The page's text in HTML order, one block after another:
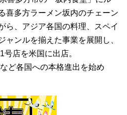
喜多方ラーメン坂内のチェーン
ら、アジア各国の料理、スペイ
ャンルを揃えた事業を展開し、
店を米国に出店。
ど各国への本格進出を始め